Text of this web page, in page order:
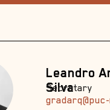
Leandro
Silva
Secretary